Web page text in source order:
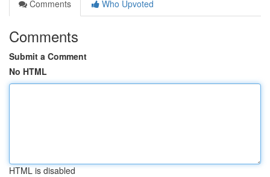
Comments
Who Upvoted
Comments
Submit a Comment
No HTML
HTML is disabled